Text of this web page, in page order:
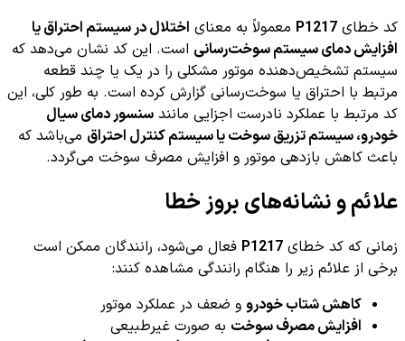
کد خطای P1217 معمولاً به معنای اختلال در سیستم احتراق یا
افزایش دمای سیستم سوخت‌رسانی است. این کد نشان می‌دهد که
سیستم تشخیص‌دهنده موتور مشکلی را در یک یا چند قطعه
مرتبط با احتراق یا سوخت‌رسانی گزارش کرده است. به طور کلی، این
کد مرتبط با عملکرد نادرست اجزایی مانند سنسور دمای سیال
خودرو، سیستم تزریق سوخت یا سیستم کنترل احتراق می‌باشد که
باعث کاهش بازدهی موتور و افزایش مصرف سوخت می‌گردد.
علائم و نشانه‌های بروز خطا
زمانی که کد خطای P1217 فعال می‌شود، رانندگان ممکن است
برخی از علائم زیر را هنگام رانندگی مشاهده کنند:
کاهش شتاب خودرو و ضعف در عملکرد موتور
افزایش مصرف سوخت به صورت غیرطبیعی